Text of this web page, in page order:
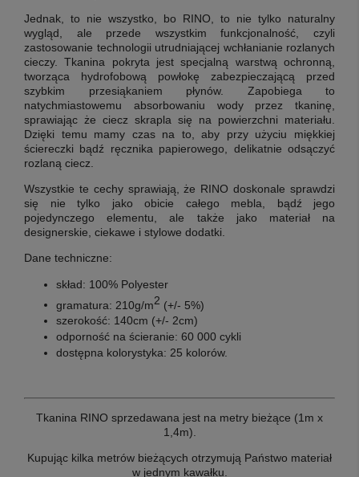
Jednak, to nie wszystko, bo RINO, to nie tylko naturalny
wygląd, ale przede wszystkim funkcjonalność, czyli
zastosowanie technologii utrudniającej wchłanianie rozlanych
cieczy. Tkanina pokryta jest specjalną warstwą ochronną,
tworząca hydrofobową powłokę zabezpieczającą przed
szybkim przesiąkaniem płynów. Zapobiega to
natychmiastowemu absorbowaniu wody przez tkaninę,
sprawiając że ciecz skrapla się na powierzchni materiału.
Dzięki temu mamy czas na to, aby przy użyciu miękkiej
ściereczki bądź ręcznika papierowego, delikatnie odsączyć
rozlaną ciecz.
Wszystkie te cechy sprawiają, że RINO doskonale sprawdzi
się nie tylko jako obicie całego mebla, bądź jego
pojedynczego elementu, ale także jako materiał na
designerskie, ciekawe i stylowe dodatki.
Dane techniczne:
skład: 100% Polyester
gramatura: 210g/m2 (+/- 5%)
szerokość: 140cm (+/- 2cm)
odporność na ścieranie: 60 000 cykli
dostępna kolorystyka: 25 kolorów.
Tkanina RINO sprzedawana jest na metry bieżące (1m x
1,4m).
Kupując kilka metrów bieżących otrzymują Państwo materiał
w jednym kawałku.